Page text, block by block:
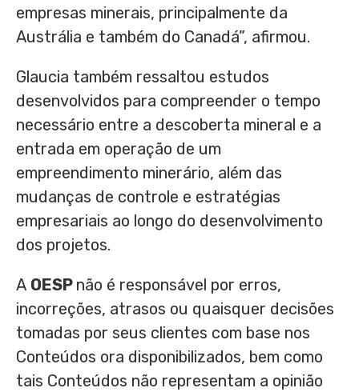
empresas minerais, principalmente da
Austrália e também do Canadá”, afirmou.
Glaucia também ressaltou estudos
desenvolvidos para compreender o tempo
necessário entre a descoberta mineral e a
entrada em operação de um
empreendimento minerário, além das
mudanças de controle e estratégias
empresariais ao longo do desenvolvimento
dos projetos.
A OESP não é responsável por erros,
incorreções, atrasos ou quaisquer decisões
tomadas por seus clientes com base nos
Conteúdos ora disponibilizados, bem como
tais Conteúdos não representam a opinião